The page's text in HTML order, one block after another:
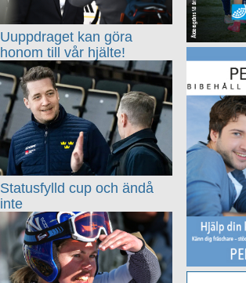
Uuppdraget kan göra
honom till vår hjälte!
Statusfylld cup och ändå
inte